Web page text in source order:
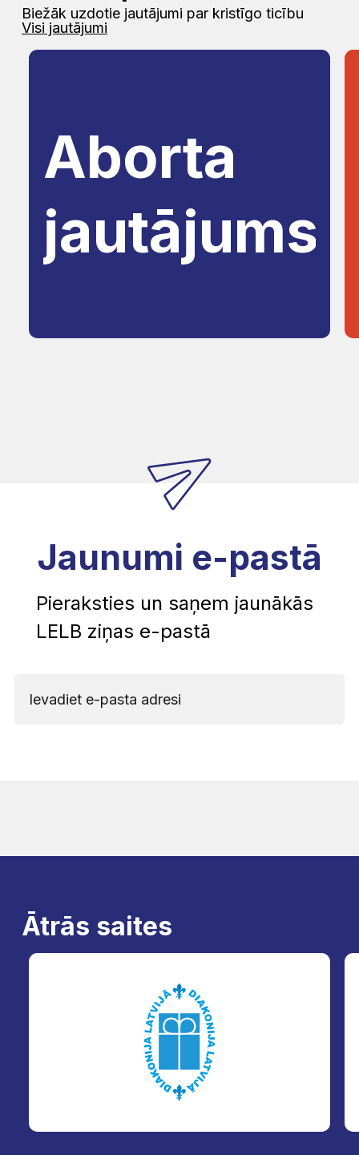
Biežāk uzdotie jautājumi par kristīgo ticību
Visi jautājumi
Aborta
jautājums
Jaunumi e-pastā
Pieraksties un saņem jaunākās
LELB ziņas e-pastā
Ātrās saites